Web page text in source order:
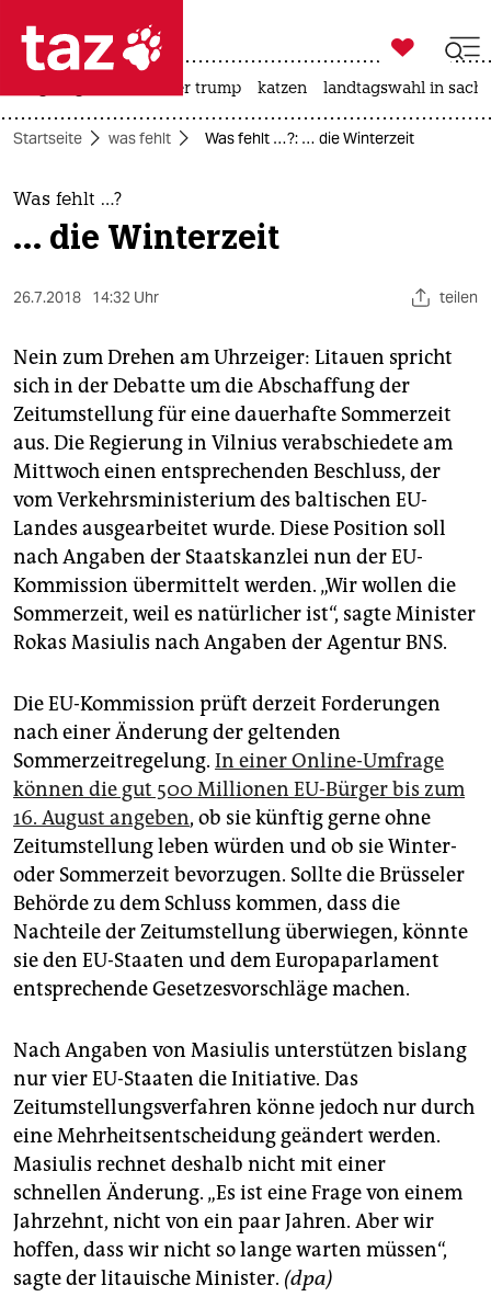
 taz zahl ich
taz zahl ich
themen
politik
öko
gesellschaft
kultur
sport
berlin
nord
wahrheit
verlag
veranstaltungen
shop
fragen & hilfe
unterstützen
abo
genossenschaft
epaper login

taz zahl ich
usa unter trump katzen landtagswahl in
Startseite was fehlt Was fehlt …?: … die Winterzeit
Was fehlt …?
… die Winterzeit
26.7.2018 14:32 Uhr teilen
Nein zum Drehen am Uhrzeiger: Litauen spricht
sich in der Debatte um die Abschaffung der
Zeitumstellung für eine dauerhafte Sommerzeit
aus. Die Regierung in Vilnius verabschiedete am
Mittwoch einen entsprechenden Beschluss, der
vom Verkehrsministerium des baltischen EU-
Landes ausgearbeitet wurde. Diese Position soll
nach Angaben der Staatskanzlei nun der EU-
Kommission übermittelt werden. „Wir wollen die
Sommerzeit, weil es natürlicher ist“, sagte Minister
Rokas Masiulis nach Angaben der Agentur BNS.
Die EU-Kommission prüft derzeit Forderungen
nach einer Änderung der geltenden
Sommerzeitregelung. In einer Online-Umfrage
können die gut 500 Millionen EU-Bürger bis zum
16. August angeben, ob sie künftig gerne ohne
Zeitumstellung leben würden und ob sie Winter-
oder Sommerzeit bevorzugen. Sollte die Brüsseler
Behörde zu dem Schluss kommen, dass die
Nachteile der Zeitumstellung überwiegen, könnte
sie den EU-Staaten und dem Europaparlament
entsprechende Gesetzesvorschläge machen.
Nach Angaben von Masiulis unterstützen bislang
nur vier EU-Staaten die Initiative. Das
Zeitumstellungsverfahren könne jedoch nur durch
eine Mehrheitsentscheidung geändert werden.
Masiulis rechnet deshalb nicht mit einer
schnellen Änderung. „Es ist eine Frage von einem
Jahrzehnt, nicht von ein paar Jahren. Aber wir
hoffen, dass wir nicht so lange warten müssen“,
sagte der litauische Minister. (dpa)